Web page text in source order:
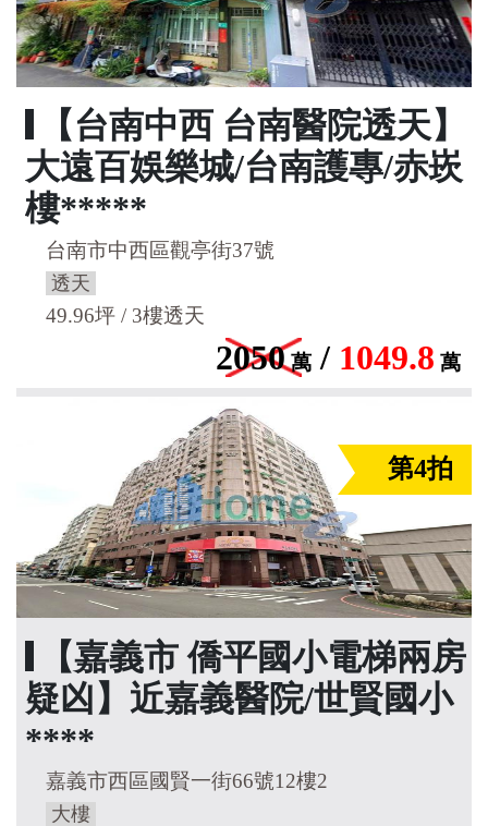
【台南中西 台南醫院透天】
大遠百娛樂城/台南護專/赤崁
樓*****
台南市中西區觀亭街37號
透天
49.96坪 / 3樓透天
2050 萬 / 1049.8 萬
第4拍
【嘉義市 僑平國小電梯兩房
疑凶】近嘉義醫院/世賢國小
****
嘉義市西區國賢一街66號12樓2
大樓